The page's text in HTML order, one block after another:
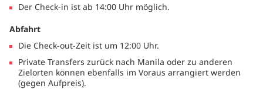
Der Check-in ist ab 14:00 Uhr möglich.
Abfahrt
Die Check-out-Zeit ist um 12:00 Uhr.
Private Transfers zurück nach Manila oder zu anderen
Zielorten können ebenfalls im Voraus arrangiert werden
(gegen Aufpreis).